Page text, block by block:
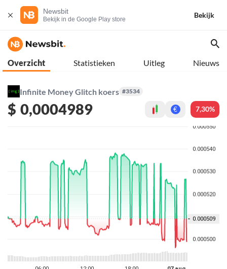
Newsbit
Bekijk in de Google Play store
Bekijk
Overzicht Statistieken Uitleg Nieuws
Infinite Money Glitch koers #3534
$ 0,0004989 € 7,30%